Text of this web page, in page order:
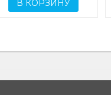
В КОРЗИНУ